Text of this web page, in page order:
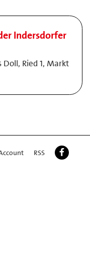
Indersdorfer
Doll, Ried 1, Markt
RSS